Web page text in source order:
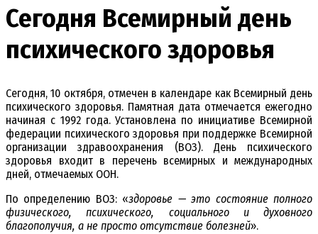
Сегодня Всемирный день
психического здоровья
Сегодня, 10 октября, отмечен в календаре как Всемирный день
психического здоровья. Памятная дата отмечается ежегодно
начиная с 1992 года. Установлена по инициативе Всемирной
федерации психического здоровья при поддержке Всемирной
организации здравоохранения (ВОЗ). День психического
здоровья входит в перечень всемирных и международных
дней, отмечаемых ООН.
По определению ВОЗ: «здоровье — это состояние полного
физического, психического, социального и духовного
благополучия, а не просто отсутствие болезней».